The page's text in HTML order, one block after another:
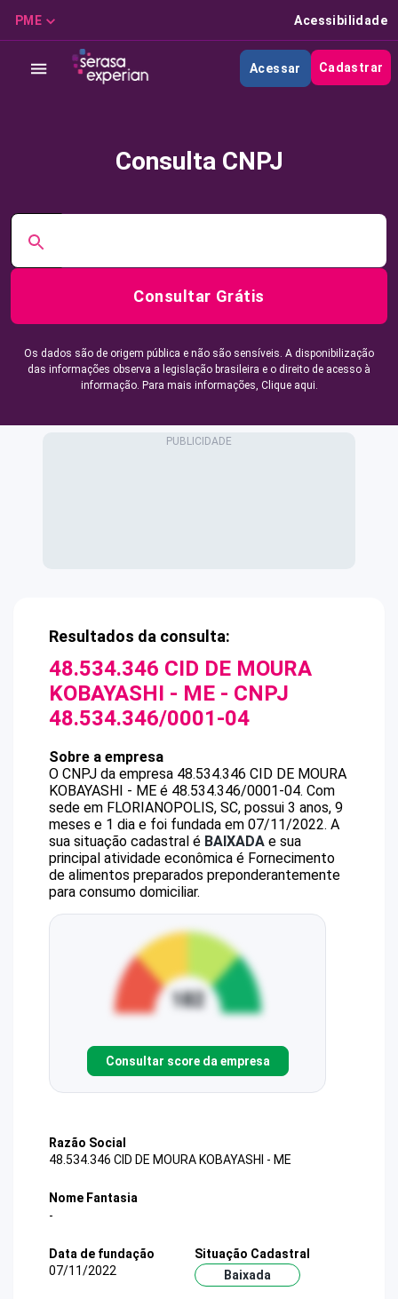
PME Acessibilidade
Acessar Cadastrar
Consulta CNPJ
Consultar Grátis
Os dados são de origem pública e não são sensíveis. A disponibilização
das informações observa a legislação brasileira e o direito de acesso à
informação. Para mais informações, Clique aqui.
Resultados da consulta:
48.534.346 CID DE MOURA
KOBAYASHI - ME - CNPJ
48.534.346/0001-04
Sobre a empresa
O CNPJ da empresa 48.534.346 CID DE MOURA
KOBAYASHI - ME é 48.534.346/0001-04. Com
sede em FLORIANOPOLIS, SC, possui 3 anos, 9
meses e 1 dia e foi fundada em 07/11/2022. A
sua situação cadastral é BAIXADA e sua
principal atividade econômica é Fornecimento
de alimentos preparados preponderantemente
para consumo domiciliar.
Consultar score da empresa
Razão Social
48.534.346 CID DE MOURA KOBAYASHI - ME
Nome Fantasia
-
Data de fundação
07/11/2022
Situação Cadastral
Baixada